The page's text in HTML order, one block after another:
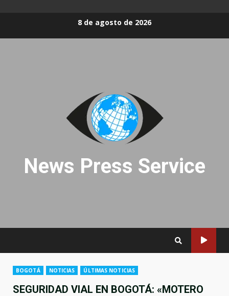
8 de agosto de 2026
News Press Service
BOGOTÁ NOTICIAS ÚLTIMAS NOTICIAS
SEGURIDAD VIAL EN BOGOTÁ: «MOTERO